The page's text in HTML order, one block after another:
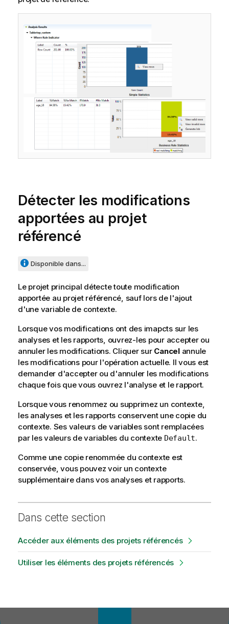
Détecter les modifications
apportées au projet
référencé
Disponible dans...
Le projet principal détecte toute modification
apportée au projet référencé, sauf lors de l'ajout
d'une variable de contexte.
Lorsque vos modifications ont des imapcts sur les
analyses et les rapports, ouvrez-les pour accepter ou
annuler les modifications. Cliquer sur Cancelannule
les modifications pour l'opération actuelle. Il vous est
demander d'accepter ou d'annuler les modifications
chaque fois que vous ouvrez l'analyse et le rapport.
Lorsque vous renommez ou supprimez un contexte,
les analyses et les rapports conservent une copie du
contexte. Ses valeurs de variables sont remplacées
par les valeurs de variables du contexte Default.
Comme une copie renommée du contexte est
conservée, vous pouvez voir un contexte
supplémentaire dans vos analyses et rapports.
Dans cette section
Accéder aux éléments des projets référencés
Utiliser les éléments des projets référencés